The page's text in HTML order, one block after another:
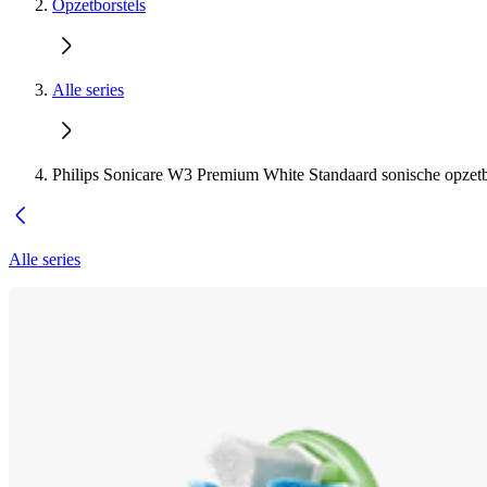
Opzetborstels
Alle series
Philips Sonicare W3 Premium White Standaard sonische
Alle series